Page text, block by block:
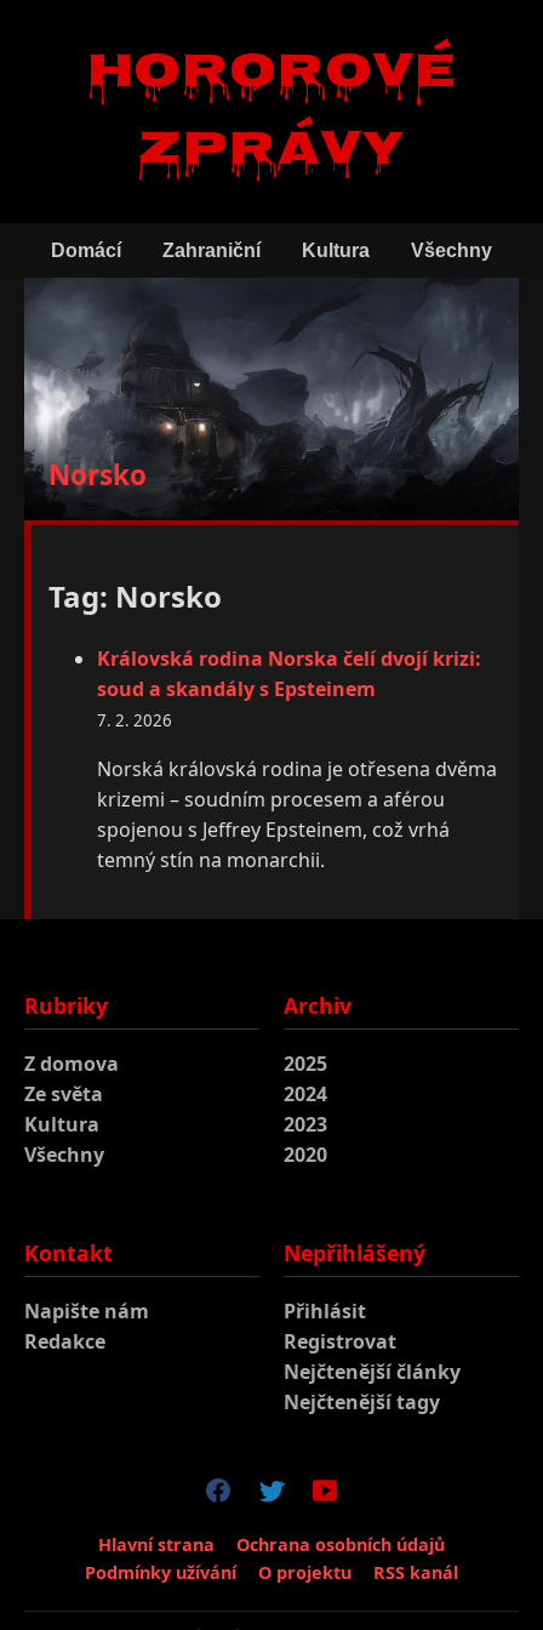
Hororové
zprávy
Domácí Zahraniční Kultura Všechny
Norsko
Tag: Norsko
Královská rodina Norska čelí dvojí krizi:
soud a skandály s Epsteinem
7. 2. 2026
Norská královská rodina je otřesena dvěma
krizemi – soudním procesem a aférou
spojenou s Jeffrey Epsteinem, což vrhá
temný stín na monarchii.
Rubriky
Z domova
Ze světa
Kultura
Všechny
Archiv
2025
2024
2023
2020
Kontakt
Napište nám
Redakce
Nepřihlášený
Přihlásit
Registrovat
Nejčtenější články
Nejčtenější tagy
Hlavní strana
Ochrana osobních údajů
Podmínky užívání
O projektu RSS kanál